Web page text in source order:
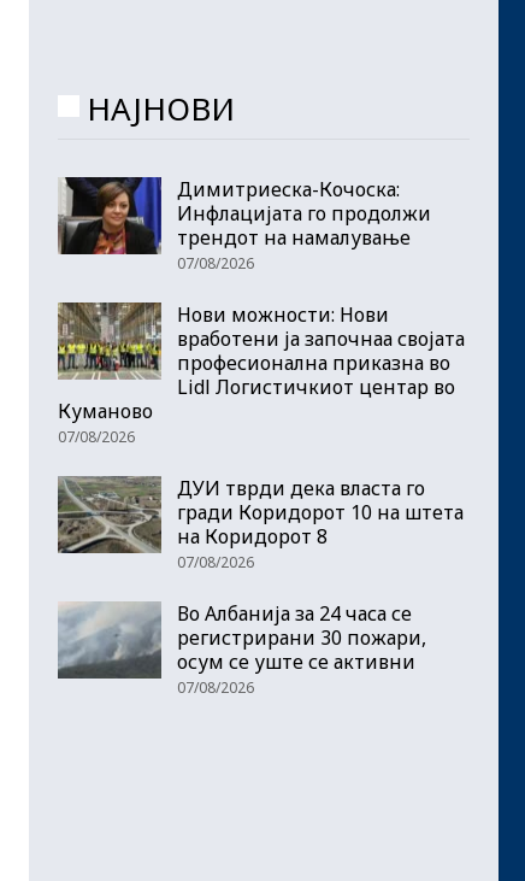
НАЈНОВИ
Димитриеска-Кочоска:
Инфлацијата го продолжи
трендот на намалување
07/08/2026
Нови можности: Нови
вработени ја започнаа својата
професионална приказна во
Lidl Логистичкиот центар во
Куманово
07/08/2026
ДУИ тврди дека власта го
гради Коридорот 10 на штета
на Коридорот 8
07/08/2026
Во Албанија за 24 часа се
регистрирани 30 пожари,
осум се уште се активни
07/08/2026